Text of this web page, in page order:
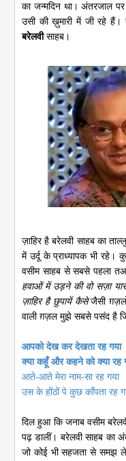
का जन्मदिन था। अंतरजाल
उसी की ख़ुमारी में जी रहे
बरेलवीसाहब।
ज़ाहिर है बरेलवी साहब का
में उर्दू के प्राध्यापक भी
वसीम साहब से सबसे पहला
हवाओं में उड़ने की वो सज़ा
ज़ाहिर है छुपायें कैसेजैसी
वाली ग़ज़ल मुझे सबसे पसंद है
आपको देख कर देखता रह गया
क्या कहूँ और कहने को क्या रह
आते-आते मेरा नाम-सा रह गया
उस के होंठों पे कुछ काँपता रह
दिल हुआ कि जनाब वसीम
पढ़ डालीं। बरेलवी साहब का
जो कोई भी सहजता से समझ